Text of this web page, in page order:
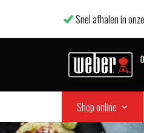
Snel afhalen in
Shop online